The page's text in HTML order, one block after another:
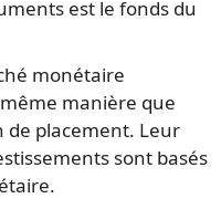
est le fonds du
monétaire
manière que
placement. Leur
sont basés